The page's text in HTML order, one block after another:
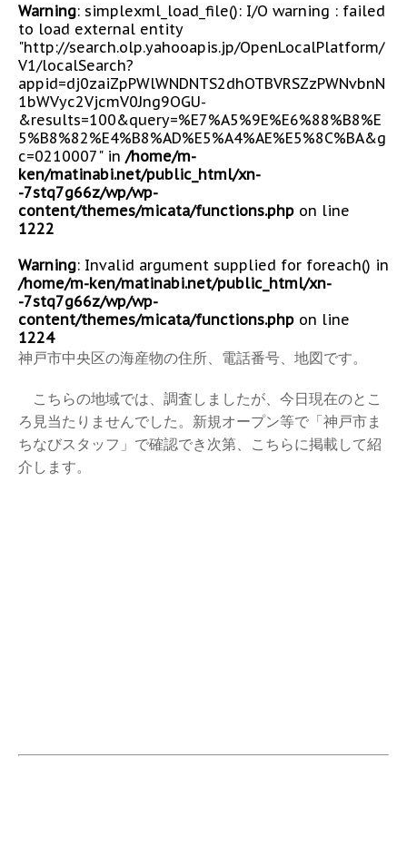
Warning: simplexml_load_file(): I/O warning : failed
to load external entity
"http://search.olp.yahooapis.jp/OpenLocalPlatform/
V1/localSearch?
appid=dj0zaiZpPWlWNDNTS2dhOTBVRSZzPWNvbnN
1bWVyc2VjcmV0Jng9OGU-
&results=100&query=%E7%A5%9E%E6%88%B8%E
5%B8%82%E4%B8%AD%E5%A4%AE%E5%8C%BA&g
c=0210007" in /home/m-
ken/matinabi.net/public_html/xn-
-7stq7g66z/wp/wp-
content/themes/micata/functions.php on line
1222
Warning: Invalid argument supplied for foreach() in
/home/m-ken/matinabi.net/public_html/xn-
-7stq7g66z/wp/wp-
content/themes/micata/functions.php on line
1224
神戸市中央区の海産物の住所、電話番号、地図です。
こちらの地域では、調査しましたが、今日現在のとこ
ろ見当たりませんでした。新規オープン等で「神戸市ま
ちなびスタッフ」で確認でき次第、こちらに掲載して紹
介します。